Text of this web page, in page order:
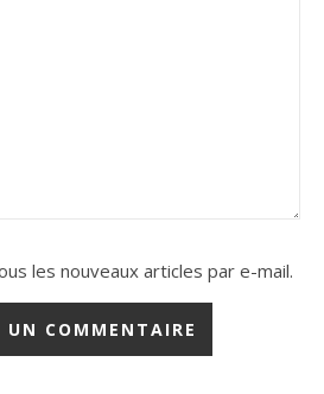
les nouveaux articles par e-mail.